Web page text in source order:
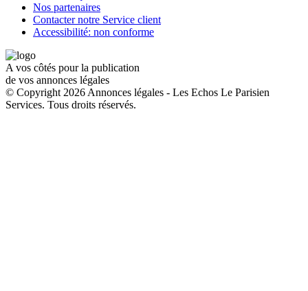
Nos partenaires
Contacter notre Service client
Accessibilité: non conforme
A vos côtés pour la publication
de vos annonces légales
© Copyright 2026 Annonces légales - Les Echos Le Parisien
Services. Tous droits réservés.